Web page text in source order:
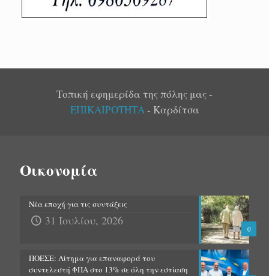
Τοπική εφημερίδα της πόλης μας -
ΕΠΙΚΑΙΡΟΤΗΤΑ- Καρδίτσα
Οικονομία
0
Νέα εποχή για τις συντάξεις
31 Ιουλίου, 2026
ΠΟΕΣΕ: Αίτημα για επαναφορά του
συντελεστή ΦΠΑ στο 13% σε όλη την εστίαση